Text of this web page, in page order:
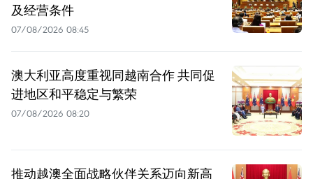
及经营条件
07/08/2026 08:45
澳大利亚高度重视同越南合作 共同促
进地区和平稳定与繁荣
07/08/2026 08:20
推动越澳全面战略伙伴关系迈向新高